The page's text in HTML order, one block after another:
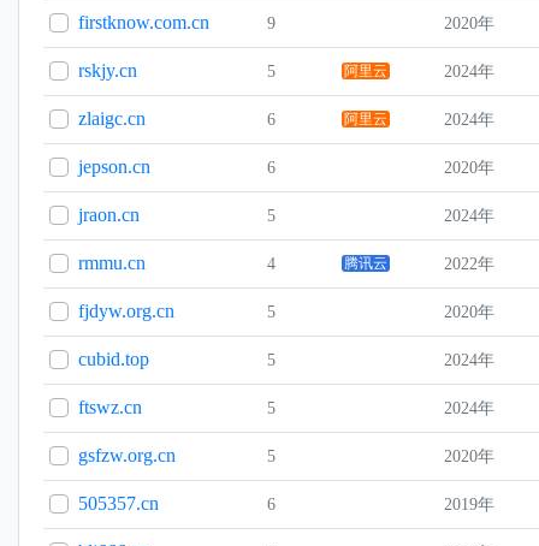
firstknow.com.cn 9 2020年
rskjy.cn 5 阿里云 2024年
zlaigc.cn 6 阿里云 2024年
jepson.cn 6 2020年
jraon.cn 5 2024年
rmmu.cn 4 腾讯云 2022年
fjdyw.org.cn 5 2020年
cubid.top 5 2024年
ftswz.cn 5 2024年
gsfzw.org.cn 5 2020年
505357.cn 6 2019年